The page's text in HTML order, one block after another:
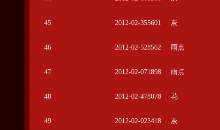
45 2012-02-355601 灰
46 2012-02-528562 雨点
47 2012-02-071898 雨点
48 2012-02-478078 花
49 2012-02-023418 灰